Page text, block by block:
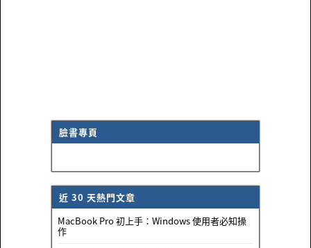
臉書專頁
近 30 天熱門文章
MacBook Pro 初上手：Windows 使用者必知操
作